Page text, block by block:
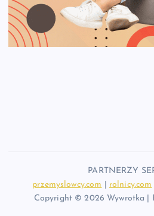
PARTNERZY
przemyslowcy.com
rolnicy.com
Copyright © 2026 Wywrotka |